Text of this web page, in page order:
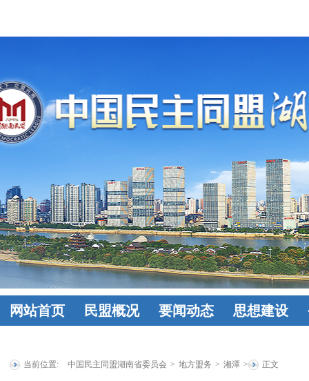
网站首页
民盟概况
盟章程 领导
要闻动态
战要闻 盟务
思想建设
习资料 民盟
当前位置: 中国民主同盟湖南省委员会 > 地方盟务 > 湘潭 > 正文